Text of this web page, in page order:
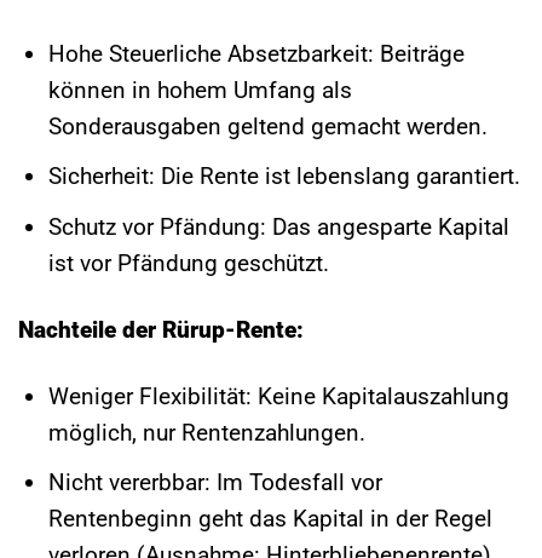
Hohe Steuerliche Absetzbarkeit: Beiträge
können in hohem Umfang als
Sonderausgaben geltend gemacht werden.
Sicherheit: Die Rente ist lebenslang garantiert.
Schutz vor Pfändung: Das angesparte Kapital
ist vor Pfändung geschützt.
Nachteile der Rürup-Rente:
Weniger Flexibilität: Keine Kapitalauszahlung
möglich, nur Rentenzahlungen.
Nicht vererbbar: Im Todesfall vor
Rentenbeginn geht das Kapital in der Regel